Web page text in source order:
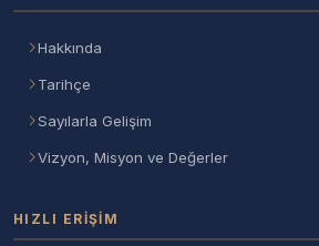
Hakkında
Tarihçe
Sayılarla Gelişim
Vizyon, Misyon ve Değerler
HIZLI ERIŞIM